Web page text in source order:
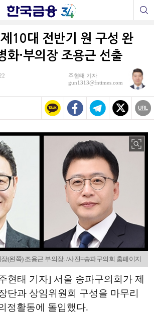
10대 전반기 원 구성 완
화·부의장 조용근 선출
주현태 기자
gun1313@fntimes.com
(왼쪽) 조용근 부의장. /사진=송파구의회 홈페이지
현태 기자] 서울 송파구의회가 제
단과 상임위원회 구성을 마무리
정활동에 돌입했다.